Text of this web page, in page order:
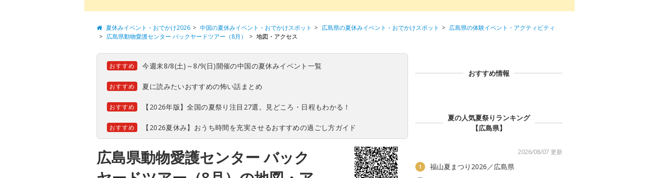
夏休みイベント・おでかけ2026 中国の夏休みイベント・おでかけスポット 広島県の夏休みイベント・おでかけスポット
広島県の体験イベント・アクティビティ
広島県動物愛護センター バックヤードツアー（8月）
地図・アクセス
おすすめ 今週末8/8(土)～8/9(日)開催の中国の夏休みイベント一覧
おすすめ 夏に読みたいおすすめの怖い話まとめ
おすすめ 【2026年版】全国の夏祭り注目27選。見どころ・日程もわかる！
おすすめ 【2026夏休み】おうち時間を充実させるおすすめの過ごし方ガイド
広島県動物愛護センター バック
おすすめ情報
夏の人気夏祭りランキング
【広島県】
2026/08/07 更新
1 福山夏まつり2026／広島県